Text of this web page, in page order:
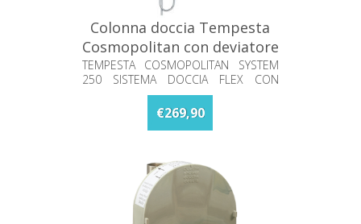
Colonna doccia Tempesta
Cosmopolitan con deviatore
Grohe 26675000
TEMPESTA COSMOPOLITAN SYSTEM
250 SISTEMA DOCCIA FLEX CON
€269,90